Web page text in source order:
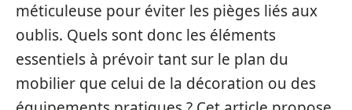
méticuleuse pour éviter les pièges liés aux
oublis. Quels sont donc les éléments
essentiels à prévoir tant sur le plan du
mobilier que celui de la décoration ou des